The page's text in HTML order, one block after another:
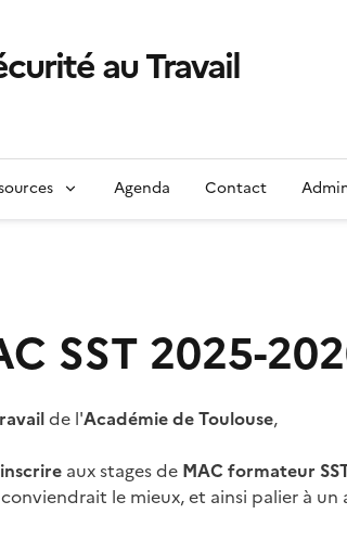
au Travail
Agenda Contact
SST 2025-
de l'Académie de Toulouse,
aux stages de MAC formateur
le mieux, et ainsi palier à